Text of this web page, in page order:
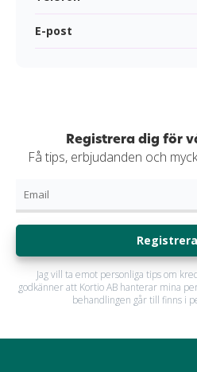
E-post
Registrera dig för
Få tips, erbjudanden och
Jag vill ta emot personliga tips om
godkänner att Kortio AB hanterar mina
behandlingen går till finns i